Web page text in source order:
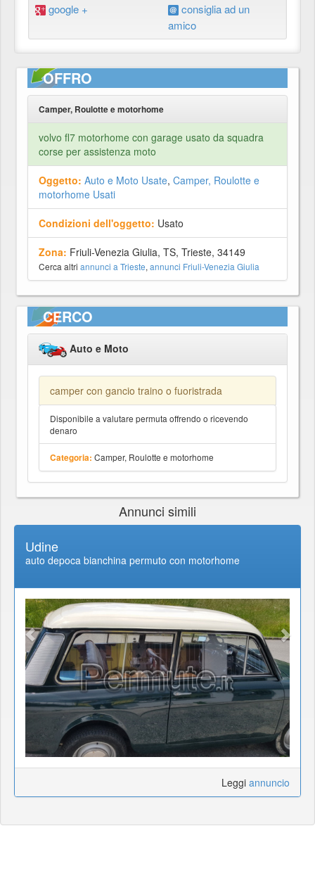
google +
consiglia ad un
amico
OFFRO
Camper, Roulotte e motorhome
volvo fl7 motorhome con garage usato da squadra
corse per assistenza moto
Oggetto: Auto e Moto Usate, Camper, Roulotte e
motorhome Usati
Condizioni dell'oggetto: Usato
Zona: Friuli-Venezia Giulia, TS, Trieste, 34149
Cerca altri annunci a Trieste, annunci Friuli-Venezia Giulia
CERCO
Auto e Moto
camper con gancio traino o fuoristrada
Disponibile a valutare permuta offrendo o ricevendo
denaro
Categoria: Camper, Roulotte e motorhome
Annunci simili
Udine
auto depoca bianchina permuto con motorhome
Leggi annuncio